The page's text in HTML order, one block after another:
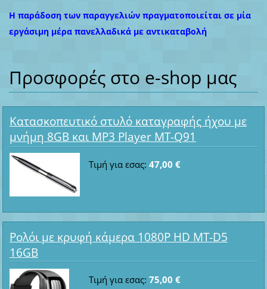
Η παράδοση των παραγγελιών πραγματοποιείται σε μία
εργάσιμη μέρα πανελλαδικά με αντικαταβολή
Προσφορές στο e-shop μας
Κατασκοπευτικό στυλό καταγραφής ήχου με
μνήμη 8GB και MP3 Player MT-Q91
Τιμή για εσας: 47,00 €
Ρολόι με κρυφή κάμερα 1080P HD MT-D5
16GB
Τιμή για εσας: 75,00 €